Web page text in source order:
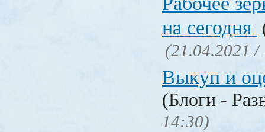
на сегодня
(21.04.2021 /
Выкуп и
(Блоги -
14:30)